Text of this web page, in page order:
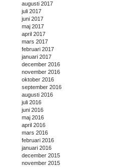
augusti 2017
juli 2017
juni 2017
maj 2017
april 2017
mars 2017
februari 2017
januari 2017
december 2016
november 2016
oktober 2016
september 2016
augusti 2016
juli 2016
juni 2016
maj 2016
april 2016
mars 2016
februari 2016
januari 2016
december 2015
november 2015